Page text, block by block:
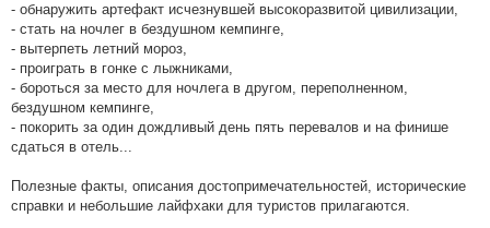
- обнаружить артефакт исчезнувшей высокоразвитой цивилизации,
- стать на ночлег в бездушном кемпинге,
- вытерпеть летний мороз,
- проиграть в гонке с лыжниками,
- бороться за место для ночлега в другом, переполненном,
бездушном кемпинге,
- покорить за один дождливый день пять перевалов и на финише
сдаться в отель...
Полезные факты, описания достопримечательностей, исторические
справки и небольшие лайфхаки для туристов прилагаются.